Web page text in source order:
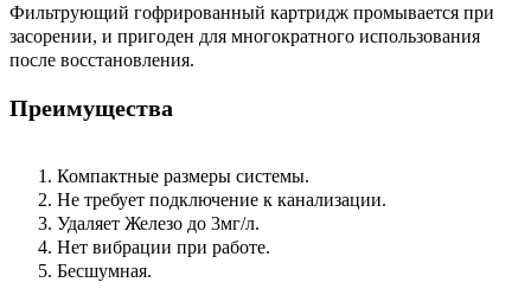
Фильтрующий гофрированный картридж промывается при
засорении, и пригоден для многократного использования
после восстановления.
Преимущества
Компактные размеры системы.
Не требует подключение к канализации.
Удаляет Железо до 3мг/л.
Нет вибрации при работе.
Бесшумная.